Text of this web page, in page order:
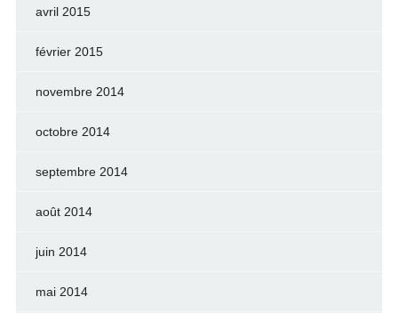
avril 2015
février 2015
novembre 2014
octobre 2014
septembre 2014
août 2014
juin 2014
mai 2014